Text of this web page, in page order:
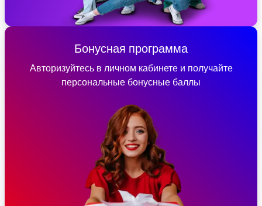
Бонусная программа
Авторизуйтесь в личном кабинете и получайте
персональные бонусные баллы